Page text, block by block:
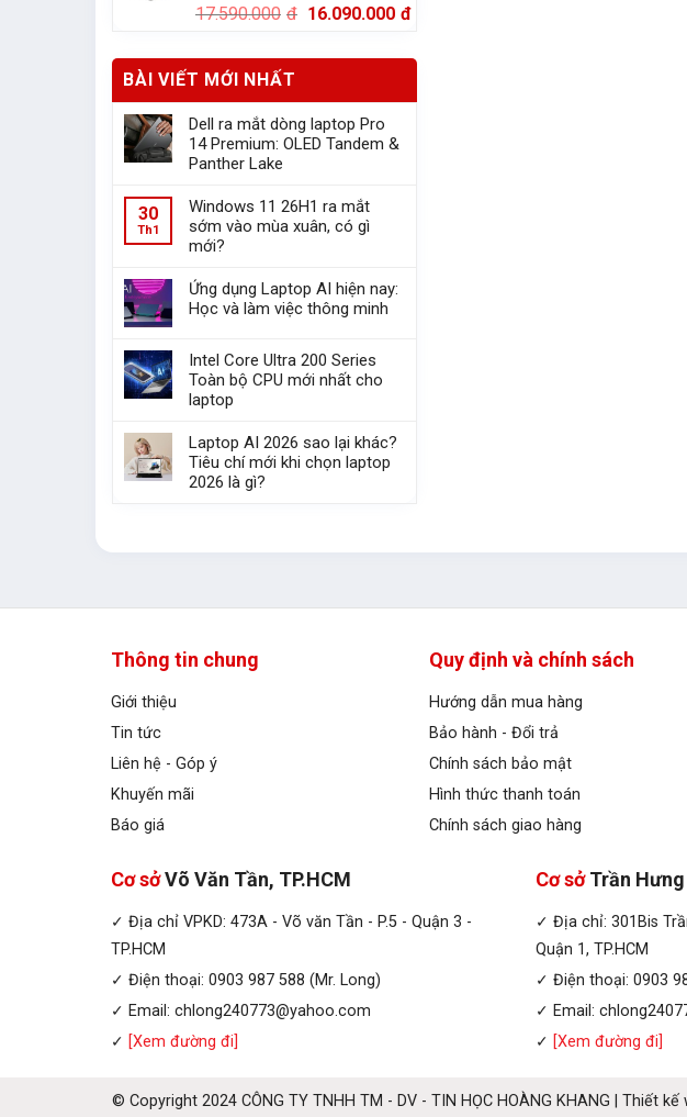
17.590.000 đ 16.090.000 đ
BÀI VIẾT MỚI NHẤT
Dell ra mắt dòng laptop Pro
14 Premium: OLED Tandem &
Panther Lake
30
Th1
Windows 11 26H1 ra mắt
sớm vào mùa xuân, có gì
mới?
Ứng dụng Laptop AI hiện nay:
Học và làm việc thông minh
Intel Core Ultra 200 Series
Toàn bộ CPU mới nhất cho
laptop
Laptop AI 2026 sao lại khác?
Tiêu chí mới khi chọn laptop
2026 là gì?
Thông tin chung
Giới thiệu
Tin tức
Liên hệ - Góp ý
Khuyến mãi
Báo giá
Quy định và chính sách
Hướng dẫn mua hàng
Bảo hành - Đổi trả
Chính sách bảo mật
Hình thức thanh toán
Chính sách giao hàng
Cơ sởVõ Văn Tần, TP.HCM
✓ Địa chỉ VPKD: 473A - Võ văn Tần - P.5 - Quận 3 -
TP.HCM
✓ Điện thoại: 0903 987 588 (Mr. Long)
✓ Email: chlong240773@yahoo.com
✓ [Xem đường đi]
Cơ sởTrần Hưng
✓ Địa chỉ: 301Bis
Quận 1, TP.HCM
✓ Điện thoại: 0903
✓ Email:
✓ [Xem đường đi]
© Copyright 2024 CÔNG TY TNHH TM - DV - TIN HỌC HOÀNG KHANG | Thiết kế